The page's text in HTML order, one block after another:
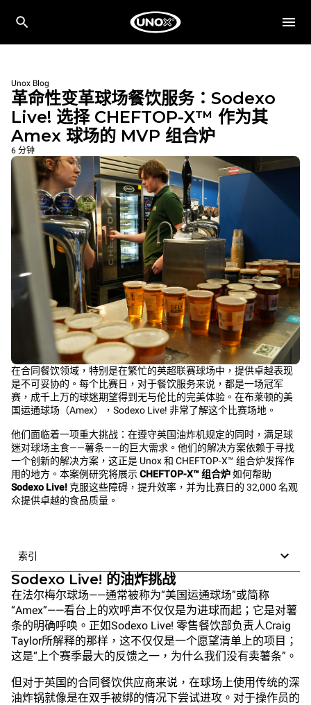
Unox Blog
革命性变革球场餐饮服务：Sodexo
Live! 选择 CHEFTOP-X™ 作为其
Amex 球场的 MVP 组合炉
6 分钟
在合同餐饮领域，特别是在繁忙的英超联赛球场中，提供卓越表现
是不可妥协的。每个比赛日，对于餐饮服务来说，都是一场冠军
赛，成千上万的球迷期望得到无与伦比的完美体验。在布莱顿的美
国运通球场（Amex），Sodexo Live! 非常了解这个比赛场地。
他们面临着一项重大挑战：在遵守英国油炸机规定的同时，满足球
迷对球场主食——薯条——的巨大需求。他们的解决方案依赖于寻找
一个创新的解决方案，这正是 Unox 和 CHEFTOP-X™ 组合炉发挥作
用的地方。本案例研究将展示CHEFTOP-X™ 组合炉如何帮助
Sodexo Live! 克服这些障碍，提升效率，并为比赛日的 32,000 名观
众提供卓越的食品质量。
索引
Sodexo Live! 的油炸挑战
在法尔梅尔球场——通常被称为“美国运通球场”或简称
“Amex”——看台上的欢呼声不仅仅是为进球而起；它是对薯
条的明确呼唤。正如Sodexo Live! 零售餐饮部负责人Craig
Taylor所解释的那样，这不仅仅是一个愿望清单上的项目；
这是“上个赛季最大的反馈之一，为什么我们没有卖薯条”。
但对于英国的合同餐饮供应商来说，在球场上使用传统的深
油炸锅就像是在双手被绑的情况下尝试进攻。对于操作员的